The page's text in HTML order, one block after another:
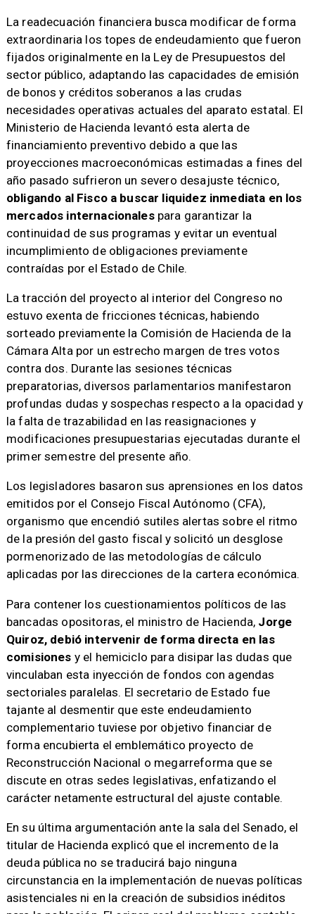
La readecuación financiera busca modificar de forma
extraordinaria los topes de endeudamiento que fueron
fijados originalmente en la Ley de Presupuestos del
sector público, adaptando las capacidades de emisión
de bonos y créditos soberanos a las crudas
necesidades operativas actuales del aparato estatal. El
Ministerio de Hacienda levantó esta alerta de
financiamiento preventivo debido a que las
proyecciones macroeconómicas estimadas a fines del
año pasado sufrieron un severo desajuste técnico,
obligando al Fisco a buscar liquidez inmediata en los
mercados internacionalespara garantizar la
continuidad de sus programas y evitar un eventual
incumplimiento de obligaciones previamente
contraídas por el Estado de Chile.
La tracción del proyecto al interior del Congreso no
estuvo exenta de fricciones técnicas, habiendo
sorteado previamente la Comisión de Hacienda de la
Cámara Alta por un estrecho margen de tres votos
contra dos. Durante las sesiones técnicas
preparatorias, diversos parlamentarios manifestaron
profundas dudas y sospechas respecto a la opacidad y
la falta de trazabilidad en las reasignaciones y
modificaciones presupuestarias ejecutadas durante el
primer semestre del presente año.
Los legisladores basaron sus aprensiones en los datos
emitidos por el Consejo Fiscal Autónomo (CFA),
organismo que encendió sutiles alertas sobre el ritmo
de la presión del gasto fiscal y solicitó un desglose
pormenorizado de las metodologías de cálculo
aplicadas por las direcciones de la cartera económica.
Para contener los cuestionamientos políticos de las
bancadas opositoras, el ministro de Hacienda, Jorge
Quiroz, debió intervenir de forma directa en las
comisiones y el hemiciclo para disipar las dudas que
vinculaban esta inyección de fondos con agendas
sectoriales paralelas. El secretario de Estado fue
tajante al desmentir que este endeudamiento
complementario tuviese por objetivo financiar de
forma encubierta el emblemático proyecto de
Reconstrucción Nacional o megarreforma que se
discute en otras sedes legislativas, enfatizando el
carácter netamente estructural del ajuste contable.
En su última argumentación ante la sala del Senado, el
titular de Hacienda explicó que el incremento de la
deuda pública no se traducirá bajo ninguna
circunstancia en la implementación de nuevas políticas
asistenciales ni en la creación de subsidios inéditos